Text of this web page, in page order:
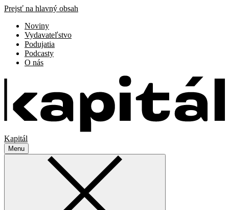
Prejsť na hlavný obsah
Noviny
Vydavateľstvo
Podujatia
Podcasty
O nás
Kapitál
Menu